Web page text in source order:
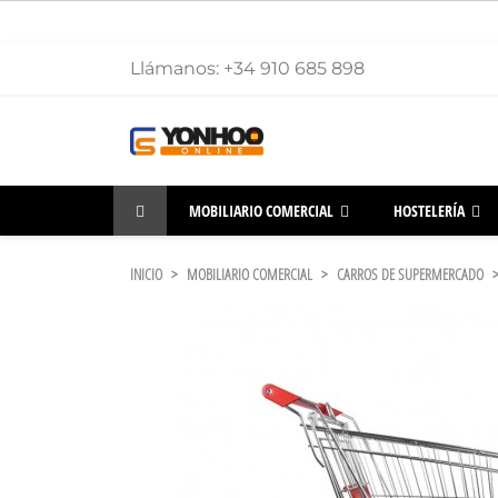
Llámanos: +34 910 685 898
MOBILIARIO COMERCIAL HOSTELERÍA
INICIO MOBILIARIO COMERCIAL CARROS DE SUPERMERCADO